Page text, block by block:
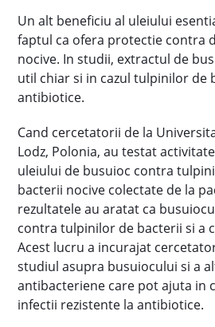
Un alt beneficiu al uleiului
faptul ca ofera protectie contra
nocive. In studii, extractul de
util chiar si in cazul tulpinilor de
antibiotice.
Cand cercetatorii de la
Lodz, Polonia, au testat
uleiului de busuioc contra
bacterii nocive colectate de la
rezultatele au aratat ca
contra tulpinilor de bacterii si a
Acest lucru a incurajat
studiul asupra busuiocului si a
antibacteriene care pot ajuta in
infectii rezistente la antibiotice.